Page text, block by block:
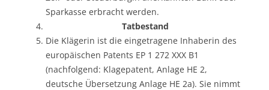
Sparkasse erbracht werden.
Tatbestand
Die Klägerin ist die eingetragene Inhaberin des
europäischen Patents EP 1 272 XXX B1
(nachfolgend: Klagepatent, Anlage HE 2,
deutsche Übersetzung Anlage HE 2a). Sie nimmt